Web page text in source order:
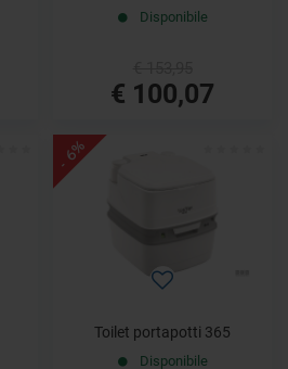
Disponibile
€ 100,07
- 6%
Toilet portapotti 365
Disponibile